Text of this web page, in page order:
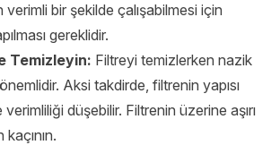
bir şekilde çalışabilmesi için
gereklidir.
Temizleyin: Filtreyi temizlerken nazik
Aksi takdirde, filtrenin yapısı
düşebilir. Filtrenin üzerine aşırı